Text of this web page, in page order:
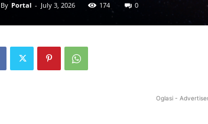
By Portal - July 3, 2026 174 0
Oglasi -